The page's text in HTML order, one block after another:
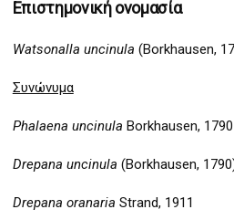
Επιστημονική ονομασία
Watsonalla uncinula (Borkhausen,
Συνώνυμα
Phalaena uncinula Borkhausen, 1790
Drepana uncinula (Borkhausen,
Drepana oranaria Strand, 1911